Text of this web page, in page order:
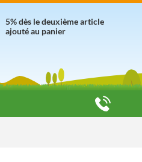
5% dès le deuxième article
ajouté au panier